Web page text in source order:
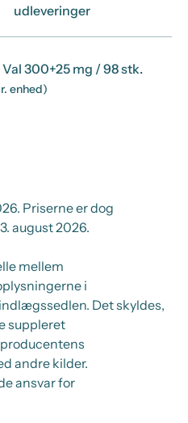
udleveringer
300+25 mg / 98 stk.
enhed)
. Priserne er dog
august 2026.
mellem
i
Det skyldes,
suppleret
andre kilder.
ansvar for